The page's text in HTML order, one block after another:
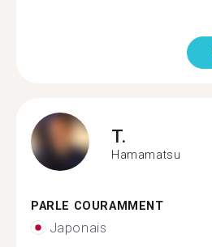
T.
Hamamatsu
PARLE COURAMMENT
Japonais